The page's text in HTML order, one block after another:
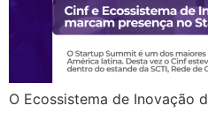
O Ecossistema de Inovação